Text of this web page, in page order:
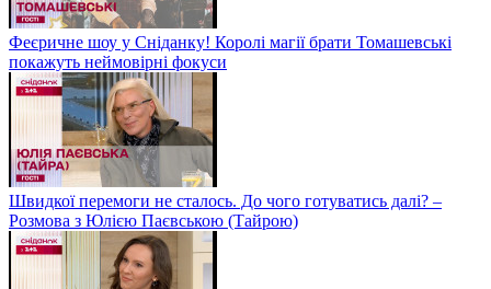
Феєричне шоу у Сніданку! Королі магії брати Томашевські
покажуть неймовірні фокуси
Швидкої перемоги не сталось. До чого готуватись далі? –
Розмова з Юлією Паєвською (Тайрою)